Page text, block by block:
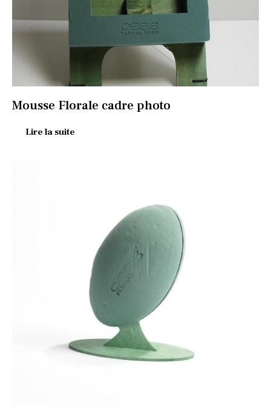
Mousse Florale cadre photo
Lire la suite